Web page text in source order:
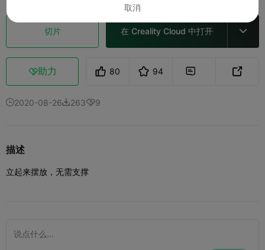
切片 在 Creality Cloud 中打开 
助力 80 94  
2020-08-262639
描述
立起来摆放，无需支撑
取消